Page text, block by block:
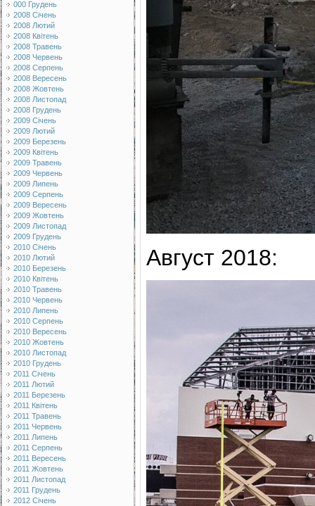
000 Грудень
2008 Січень
2008 Лютий
2008 Квітень
2008 Травень
2008 Червень
2008 Серпень
2008 Вересень
2008 Жовтень
2008 Листопад
2008 Грудень
2009 Січень
2009 Лютий
2009 Березень
2009 Квітень
2009 Травень
2009 Червень
2009 Липень
2009 Серпень
2009 Вересень
2009 Жовтень
2009 Листопад
2009 Грудень
2010 Січень
2010 Лютий
2010 Березень
2010 Квітень
2010 Травень
2010 Червень
2010 Липень
2010 Серпень
2010 Вересень
2010 Жовтень
2010 Листопад
2010 Грудень
2011 Січень
2011 Лютий
2011 Березень
2011 Квітень
2011 Травень
2011 Червень
2011 Липень
2011 Серпень
2011 Вересень
2011 Жовтень
2011 Листопад
2011 Грудень
2012 Січень
Август 2018: